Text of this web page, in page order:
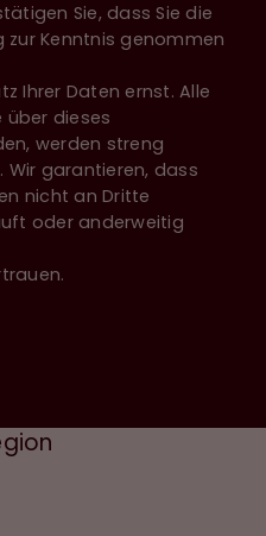
Sie, dass Sie die
zur Kenntnis genommen
Ihrer Daten ernst. Alle
über dieses
werden streng
garantieren, dass
nicht an Dritte
oder anderweitig